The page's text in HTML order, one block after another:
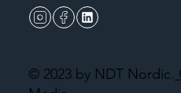
© 2023 by NDT Nordic.